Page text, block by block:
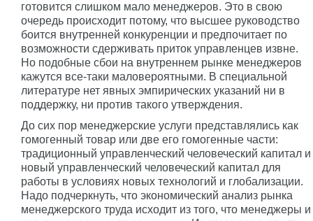
готовится слишком мало менеджеров. Это в свою
очередь происходит потому, что высшее руководство
боится внутренней конкуренции и предпочитает по
возможности сдерживать приток управленцев извне.
Но подобные сбои на внутреннем рынке менеджеров
кажутся все-таки маловероятными. В специальной
литературе нет явных эмпирических указаний ни в
поддержку, ни против такого утверждения.
До сих пор менеджерские услуги представлялись как
гомогенный товар или две его гомогенные части:
традиционный управленческий человеческий капитал и
новый управленческий человеческий капитал для
работы в условиях новых технологий и глобализации.
Надо подчеркнуть, что экономический анализ рынка
менеджерского труда исходит из того, что менеджеры и